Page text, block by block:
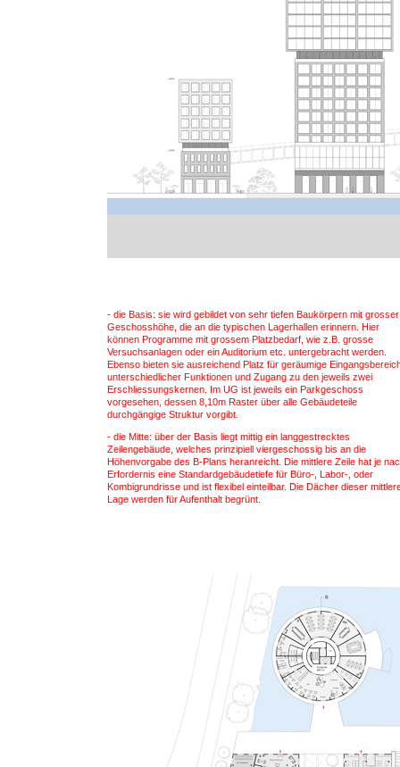
- die Basis: sie wird gebildet von sehr tiefen Baukörpern mit grosser
Geschosshöhe, die an die typischen Lagerhallen erinnern. Hier
können Programme mit grossem Platzbedarf, wie z.B. grosse
Versuchsanlagen oder ein Auditorium etc. untergebracht werden.
Ebenso bieten sie ausreichend Platz für geräumige
unterschiedlicher Funktionen und Zugang zu den jeweils zwei
Erschliessungskernen. Im UG ist jeweils ein Parkgeschoss
vorgesehen, dessen 8,10m Raster über alle Gebäudeteile
durchgängige Struktur vorgibt.
- die Mitte: über der Basis liegt mittig ein langgestrecktes
Zeilengebäude, welches prinzipiell viergeschossig bis an die
Höhenvorgabe des B-Plans heranreicht. Die mittlere Zeile hat je
Erfordernis eine Standardgebäudetiefe für Büro-, Labor-, oder
Kombigrundrisse und ist flexibel einteilbar. Die Dächer dieser
Lage werden für Aufenthalt begrünt.